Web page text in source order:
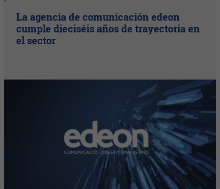
La agencia de comunicación edeon
cumple dieciséis años de trayectoria en
el sector